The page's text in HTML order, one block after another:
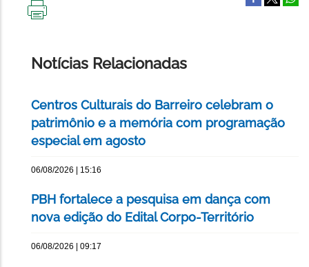
Notícias Relacionadas
Centros Culturais do Barreiro celebram o
patrimônio e a memória com programação
especial em agosto
06/08/2026 | 15:16
PBH fortalece a pesquisa em dança com
nova edição do Edital Corpo-Território
06/08/2026 | 09:17